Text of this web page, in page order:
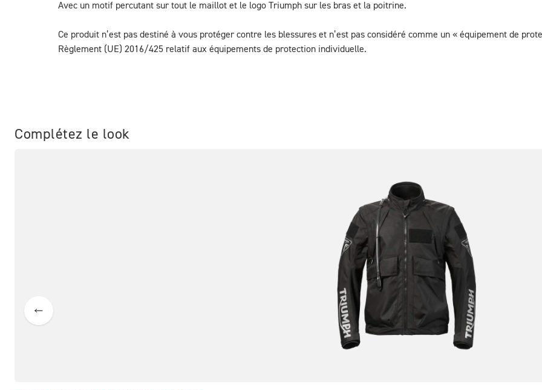
Avec un motif percutant sur tout le maillot et le logo Triumph sur les bras et la poitrine.
Ce produit n’est pas destiné à vous protéger contre les blessures et n’est pas considéré comme un « équipement de
Règlement (UE) 2016/425 relatif aux équipements de protection individuelle.
Complétez le look